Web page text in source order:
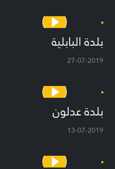
بلدة البابلية
27-07-2019
بلدة عدلون
13-07-2019